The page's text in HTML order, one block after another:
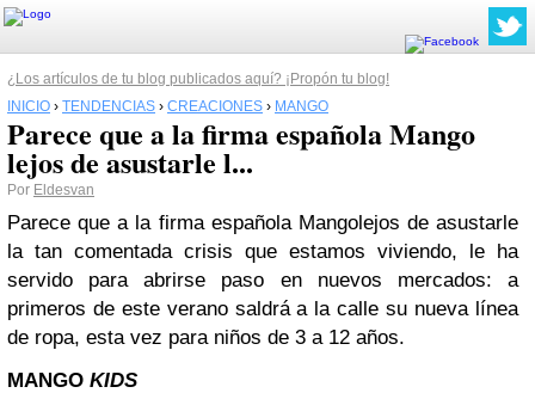
¿Los artículos de tu blog publicados aquí? ¡Propón tu blog!
INICIO › TENDENCIAS › CREACIONES › MANGO
Parece que a la firma española Mango
lejos de asustarle l...
Por Eldesvan
Parece que a la firma española Mangolejos de asustarle
la tan comentada crisis que estamos viviendo, le ha
servido para abrirse paso en nuevos mercados: a
primeros de este verano saldrá a la calle su nueva línea
de ropa, esta vez para niños de 3 a 12 años.
MANGO KIDS